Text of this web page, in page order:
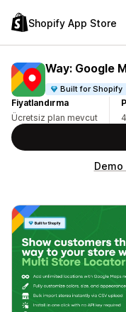
Shopify App Store
Way: Google
Built for Shopify
Fiyatlandırma
Ücretsiz plan mevcut
Demo